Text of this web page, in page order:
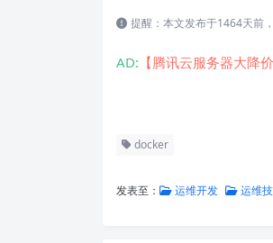
提醒：本文发布于1464天前
AD: 【腾讯云服务器大降价
docker
发表至： 运维开发 运维